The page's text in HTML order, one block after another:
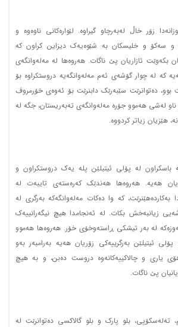
زۆر خاڵ لەبەرچاو گیراوە. لێوارەکانی ناوەوە و
و سەکۆ و خلیسکان بە شێوەیەک دیزاین کراون کە
بکەوێت ئازاریان پێ ناگات. هەروەها لە مەلەوانگەی
کە لە چوار گۆشەی ئەم مەلەوانگەیە دروستکراوە بۆ
دەتوانرێت سێبەرێک دابنرێت بۆ ئەوەی خۆرمروڤ
لەشی هەموو جۆرە مەلەوانگەی تەبەریستان، جگە لە
هێزیان زیاتر کردووە.
باسکراون لە پۆلی ئیتیلێن پلە یەک دروستکراون و
هەیە. هەروەها هەندێک کەرەستەی تایبەت لە
بەکاردەهێنرێت، کە وا دەکات مەلەوانگەکە بەرگری لە
زیانبەخش بکات. لە ئەنجامدا هیچ نیگەرانییەک
لە بەر تیشکی ڕاستەوخۆی خۆر. هەروەها هەموو
ئیتیلێن بەرگرییەکی زۆریان هەیە بەرامبەر بەو
یاری و چالاکییەکانەوە دروست دەبن، و بە هیچ
پێ ناگات.
تەلەسکۆپی، بلو پارک و بلو گالاکسی دەتوانرێت لە